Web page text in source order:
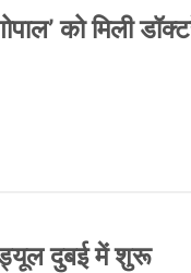
को मिली
शेड्यूल दुबई में शुरू